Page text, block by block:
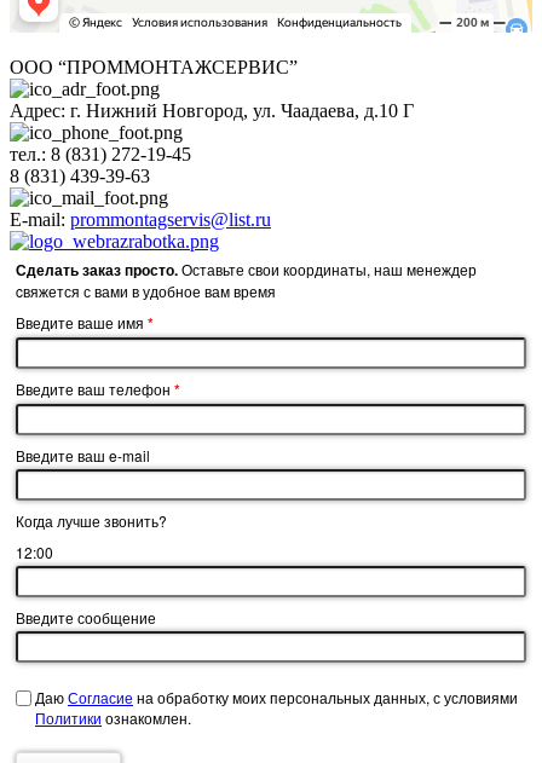
ООО “ПРОММОНТАЖСЕРВИС”
Адрес: г. Нижний Новгород, ул. Чаадаева, д.10 Г
тел.: 8 (831) 272-19-45
8 (831) 439-39-63
E-mail: prommontagservis@list.ru
Сделать заказ просто.Оставьте свои координаты, наш менеждер
cвяжется с вами в удобное вам время
Введите ваше имя *
Введите ваш телефон *
Введите ваш e-mail
Когда лучше звонить?
12:00
Введите сообщение
ДаюСогласие на обработку моих персональных данных, с условиями
Политики ознакомлен.